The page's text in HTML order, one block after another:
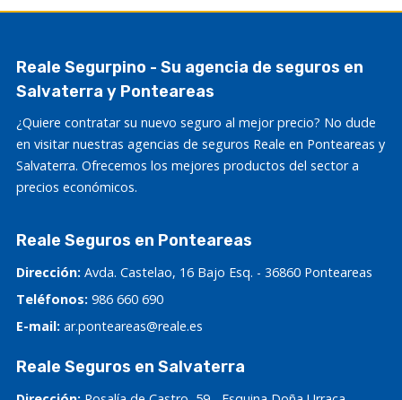
Reale Segurpino - Su agencia de seguros en
Salvaterra y Ponteareas
¿Quiere contratar su nuevo seguro al mejor precio? No dude
en visitar nuestras agencias de seguros Reale en Ponteareas y
Salvaterra. Ofrecemos los mejores productos del sector a
precios económicos.
Reale Seguros en Ponteareas
Dirección: Avda. Castelao, 16 Bajo Esq. - 36860 Ponteareas
Teléfonos: 986 660 690
E-mail: ar.ponteareas@reale.es
Reale Seguros en Salvaterra